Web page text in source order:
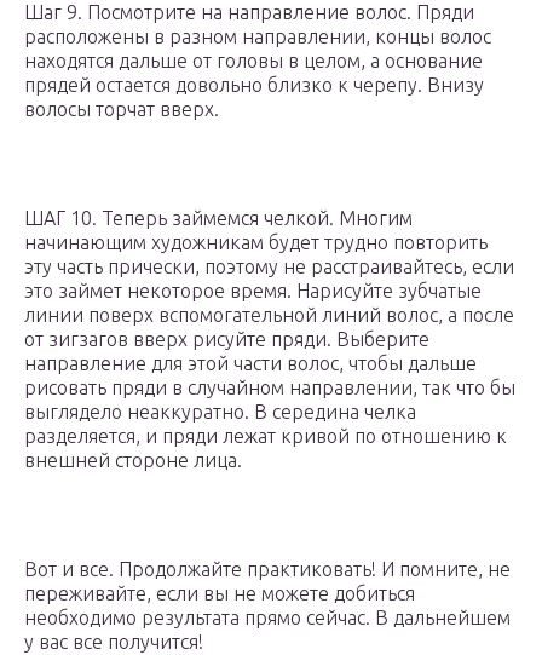
Шаг 9. Посмотрите на направление волос. Пряди
расположены в разном направлении, концы волос
находятся дальше от головы в целом, а основание
прядей остается довольно близко к черепу. Внизу
волосы торчат вверх.
ШАГ 10. Теперь займемся челкой. Многим
начинающим художникам будет трудно повторить
эту часть прически, поэтому не расстраивайтесь, если
это займет некоторое время. Нарисуйте зубчатые
линии поверх вспомогательной линий волос, а после
от зигзагов вверх рисуйте пряди. Выберите
направление для этой части волос, чтобы дальше
рисовать пряди в случайном направлении, так что бы
выглядело неаккуратно. В середина челка
разделяется, и пряди лежат кривой по отношению к
внешней стороне лица.
Вот и все. Продолжайте практиковать! И помните, не
переживайте, если вы не можете добиться
необходимо результата прямо сейчас. В дальнейшем
у вас все получится!